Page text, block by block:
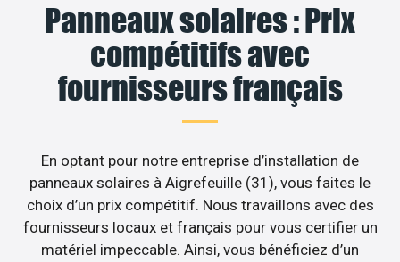
Panneaux solaires : Prix
compétitifs avec
fournisseurs français
En optant pour notre entreprise d’installation de
panneaux solaires à Aigrefeuille (31), vous faites le
choix d’un prix compétitif. Nous travaillons avec des
fournisseurs locaux et français pour vous certifier un
matériel impeccable. Ainsi, vous bénéficiez d’un